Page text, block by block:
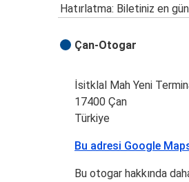
Hatırlatma: Biletiniz en
Çan-Otogar
İsitklal Mah Yeni
17400 Çan
Türkiye
Bu adresi Google
Bu otogar hakkında